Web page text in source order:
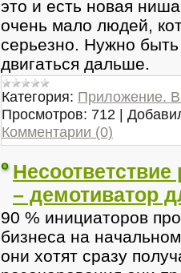
это и есть новая
очень мало людей,
серьезно. Нужно
двигаться дальше.
Категория: Приложение.
Просмотров: 712 |
Комментарии (0)
– демотиватор
90 % инициаторов
бизнеса на
они хотят сразу